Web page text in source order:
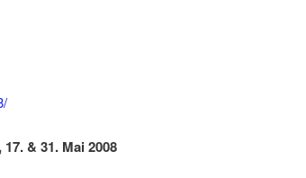
& 31. Mai 2008